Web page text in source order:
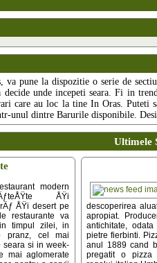
va pune la dispozitie o serie de
decide unde incepeti seara. Fi in
care au loc la tine In Oras. Puteti
unul dintre Barurile disponibile.
Ultimele
modern
ÅŸi
ÅŸi desert pe
restaurante va
timpul zilei, in
pranz, cel mai
seara si in week-
mai aglomerate
descoperirea
apropiat.
antichitate,
pietre fierbinti.
anul 1889 cand
pregatit o pizza